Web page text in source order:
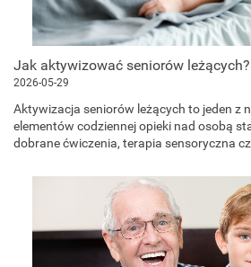
2026-05-29
Aktywizacja seniorów leżących to jeden z
elementów codziennej opieki nad osobą
dobrane ćwiczenia, terapia sensoryczna